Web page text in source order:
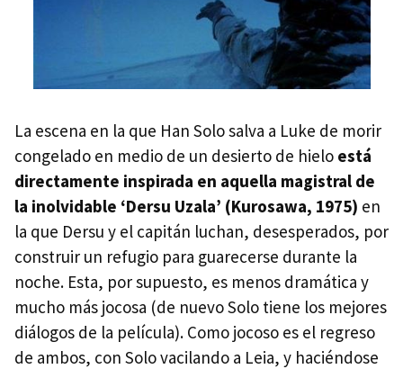
La escena en la que Han Solo salva a Luke de morir
congelado en medio de un desierto de hielo está
directamente inspirada en aquella magistral de
la inolvidable ‘Dersu Uzala’ (Kurosawa, 1975) en
la que Dersu y el capitán luchan, desesperados, por
construir un refugio para guarecerse durante la
noche. Esta, por supuesto, es menos dramática y
mucho más jocosa (de nuevo Solo tiene los mejores
diálogos de la película). Como jocoso es el regreso
de ambos, con Solo vacilando a Leia, y haciéndose